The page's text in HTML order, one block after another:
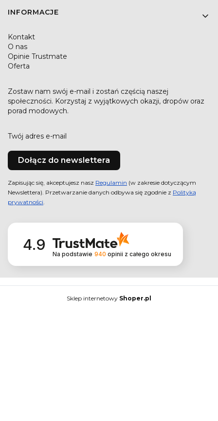
INFORMACJE
Kontakt
O nas
Opinie Trustmate
Oferta
Zostaw nam swój e-mail i zostań częścią naszej
społeczności. Korzystaj z wyjątkowych okazji, dropów oraz
porad modowych.
Twój adres e-mail
Dołącz do newslettera
Zapisując się, akceptujesz nasz Regulamin (w zakresie dotyczącym
Newslettera). Przetwarzanie danych odbywa się zgodnie z Polityką
prywatności
4.9
Na podstawie 940 opinii z całego okresu
Sklep internetowy Shoper.pl